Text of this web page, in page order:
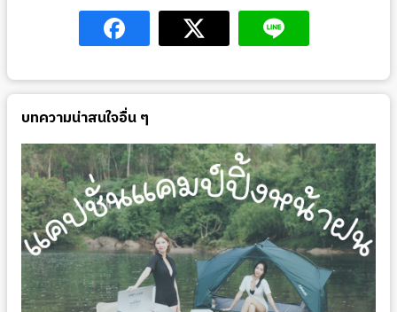
บทความน่าสนใจอื่น ๆ